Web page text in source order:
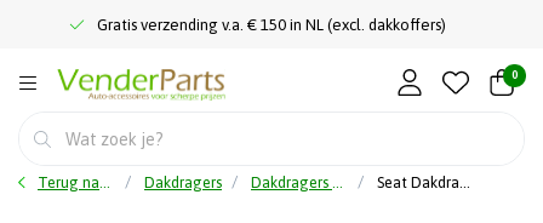
Gratis verzending v.a. € 150 in NL (excl. dakkoffers)
0
Terug naar home Dakdragers Dakdragers automerk Seat Dakdragers